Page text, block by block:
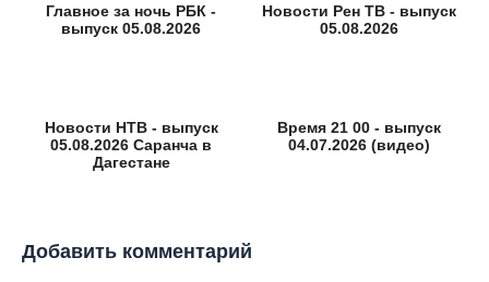
Главное за ночь РБК -
выпуск 05.08.2026
Новости Рен ТВ - выпуск
05.08.2026
Новости НТВ - выпуск
05.08.2026 Саранча в
Дагестане
Время 21 00 - выпуск
04.07.2026 (видео)
Добавить комментарий